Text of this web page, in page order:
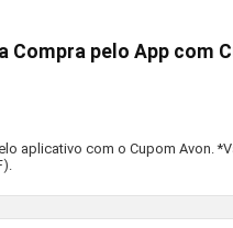
Compra pelo App com
aplicativo com o Cupom Avon.